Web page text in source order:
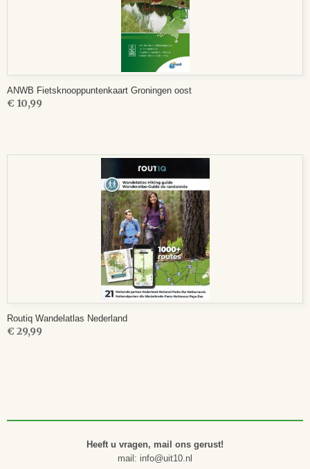
ANWB Fietsknooppuntenkaart Groningen oost
€ 10,99
Routiq Wandelatlas Nederland
€ 29,99
Heeft u vragen, mail ons gerust!
mail: info@uit10.nl